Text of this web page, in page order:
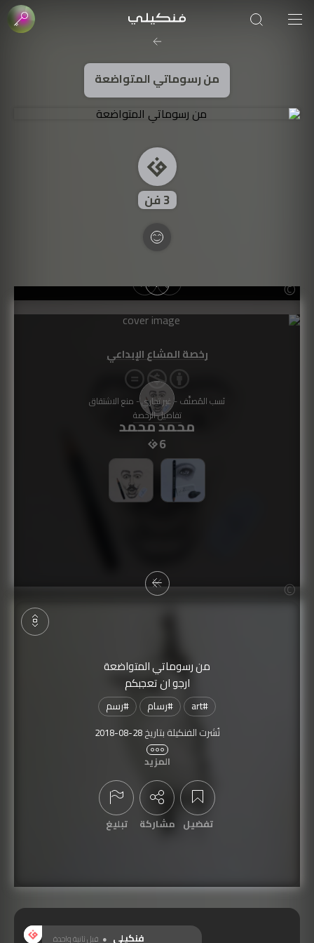
من رسوماتي المتواضعة
3فن
محمد محمد
6
من رسوماتي المتواضعة
ارجو ان تعجبكم
#
art
#رسام #رسم
نُشرت الفنكيلة بتاريخ2018-08-28
تمّت مشاهدتها1,282المزيد
تفضيل مشاركة تبليغ
رخصة المشاع الإبداعي
نَسب المُصنَّف - غير تجاري - منع الاشتقاق
تفاصيل الرخصة
صورة الغلاف من فن
SOUFIANE Abid
فنكيلي قبل ثانية واحدة